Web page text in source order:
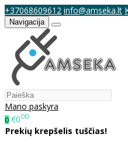
+37068609612 info@amseka.lt
Navigacija
Mano paskyra
0 €000
Prekių krepšelis tuščias!